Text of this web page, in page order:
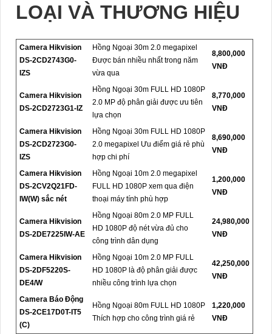
LOẠI VÀ THƯƠNG HIỆU
Camera Hikvision
DS-2CD2743G0-
IZS
Hồng Ngoại 30m 2.0 megapixel
Được bán nhiều nhất trong năm
vừa qua
8,800,000
VNĐ
Camera Hikvision
DS-2CD2723G1-IZ
Hồng Ngoại 30m FULL HD 1080P
2.0 MP độ phân giải được ưu tiên
lựa chọn
8,770,000
VNĐ
Camera Hikvision
DS-2CD2723G0-
IZS
Hồng Ngoại 30m FULL HD 1080P
2.0 megapixel Ưu điểm giá rẻ phù
hợp chi phí
8,690,000
VNĐ
Camera Hikvision
DS-2CV2Q21FD-
IW(W) sắc nét
Hồng Ngoại 10m 2.0 megapixel
FULL HD 1080P xem qua điện
thoại máy tính phù hợp
1,200,000
VNĐ
Camera Hikvision
DS-2DE7225IW-AE
Hồng Ngoại 80m 2.0 MP FULL
HD 1080P độ nét vừa đủ cho
công trình dân dụng
24,980,000
VNĐ
Camera Hikvision
DS-2DF5220S-
DE4/W
Hồng Ngoại 10m 2.0 MP FULL
HD 1080P là độ phân giải được
nhiều công trình lựa chọn
42,250,000
VNĐ
Camera Báo Động
DS-2CE17D0T-IT5
(C)
Hồng Ngoại 80m FULL HD 1080P
Thích hợp cho công trình giá rẻ
1,220,000
VNĐ